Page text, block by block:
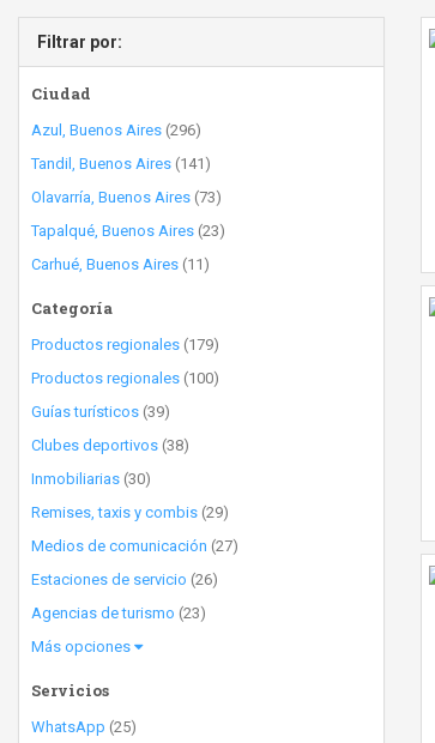
Filtrar por:
Ciudad
Azul, Buenos Aires (296)
Tandil, Buenos Aires (141)
Olavarría, Buenos Aires (73)
Tapalqué, Buenos Aires (23)
Carhué, Buenos Aires (11)
Categoría
Productos regionales (179)
Productos regionales (100)
Guías turísticos (39)
Clubes deportivos (38)
Inmobiliarias (30)
Remises, taxis y combis (29)
Medios de comunicación (27)
Estaciones de servicio (26)
Agencias de turismo (23)
Más opciones
Servicios
WhatsApp (25)